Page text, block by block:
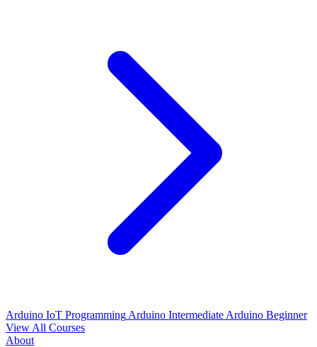
Arduino IoT Programming Arduino Intermediate Arduino Beginner
View All Courses
About